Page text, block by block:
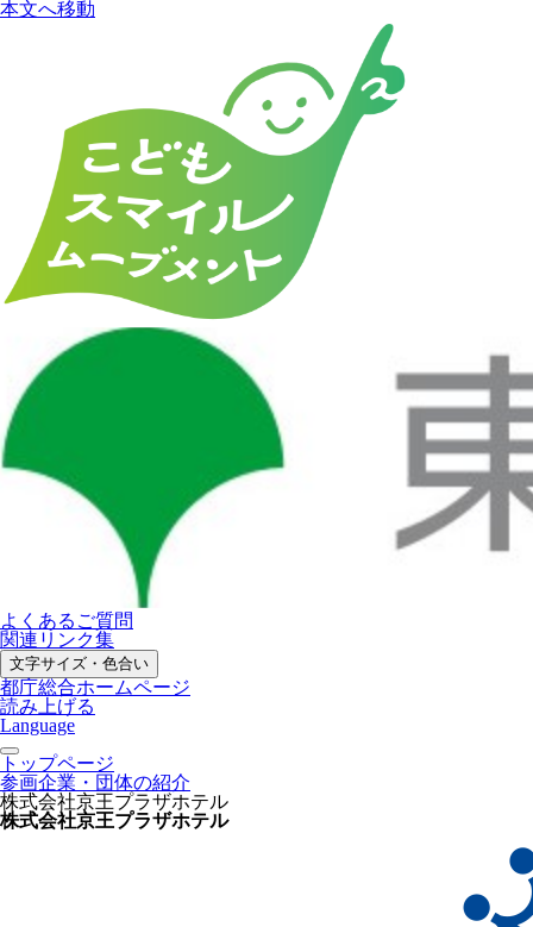
本文へ移動
よくあるご質問
関連リンク集
文字サイズ・色合い
都庁総合ホームページ
読み上げる
Language
トップページ
参画企業・団体の紹介
株式会社京王プラザホテル
株式会社京王プラザホテル